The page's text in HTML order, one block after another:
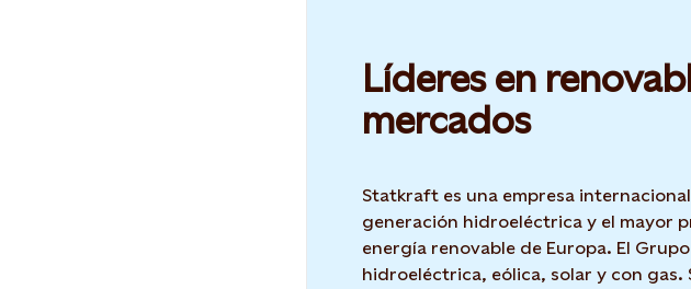
Líderes en
mercados
Statkraft es una empresa
generación hidroeléctrica y el mayor
energía renovable de Europa. El
hidroeléctrica, eólica, solar y con gas.